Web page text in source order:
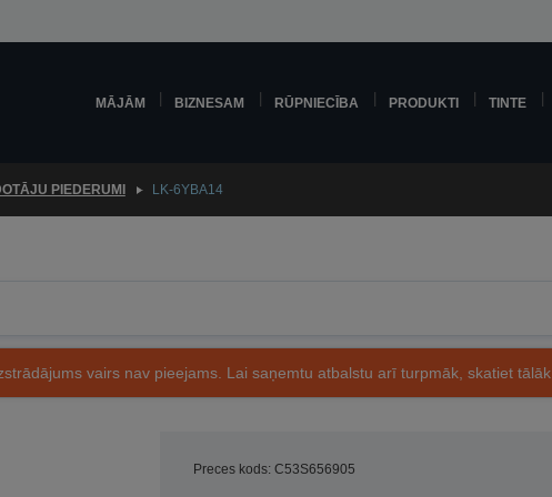
MĀJĀM BIZNESAM RŪPNIECĪBA PRODUKTI TINTE
PIEDERUMI LK-6YBA14
vairs nav pieejams. Lai saņemtu atbalstu arī turpmāk, skatiet tālāk.
Preces kods: C53S656905